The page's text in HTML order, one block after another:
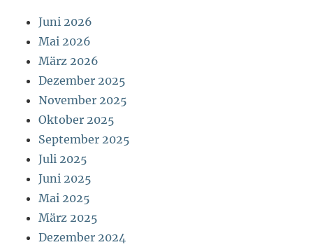
Juni 2026
Mai 2026
März 2026
Dezember 2025
November 2025
Oktober 2025
September 2025
Juli 2025
Juni 2025
Mai 2025
März 2025
Dezember 2024